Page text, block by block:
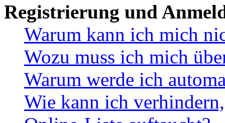
Registrierung und
Warum kann ich mich
Wozu muss ich mich
Warum werde ich
Wie kann ich